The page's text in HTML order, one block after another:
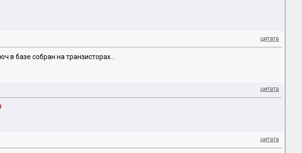
цитата
в базе собран на транзисторах...
цитата
цитата